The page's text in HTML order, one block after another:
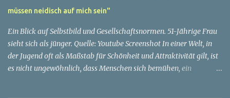
müssen neidisch auf mich sein"
Ein Blick auf Selbstbild und Gesellschaftsnormen. 51-Jährige Frau
sieht sich als jünger. Quelle: Youtube Screenshot In einer Welt, in
der Jugend oft als Maßstab für Schönheit und Attraktivität gilt, ist
es nicht ungewöhnlich, dass Menschen sich bemühen, ein